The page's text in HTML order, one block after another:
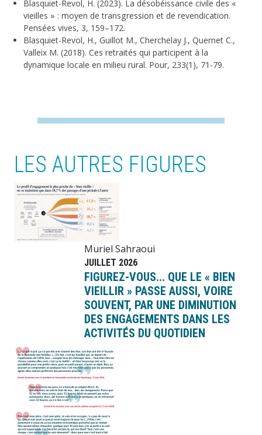
Blasquiet-Revol, H. (2023). La désobéissance civile des «
vieilles » : moyen de transgression et de revendication.
Pensées vives, 3, 159–172.
Blasquiet-Revol, H., Guillot M., Cherchelay J., Quernet C.,
Valleix M. (2018). Ces retraités qui participent à la
dynamique locale en milieu rural. Pour, 233(1), 71-79.
LES AUTRES FIGURES
Image
Muriel Sahraoui
JUILLET 2026
FIGUREZ-VOUS... QUE LE « BIEN
VIEILLIR » PASSE AUSSI, VOIRE
SOUVENT, PAR UNE DIMINUTION
DES ENGAGEMENTS DANS LES
ACTIVITÉS DU QUOTIDIEN
Image